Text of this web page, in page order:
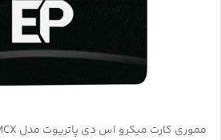
مموری کارت میکرو اس دی پاتریوت مدل PATRIOT EP PEF64GEP31MCX